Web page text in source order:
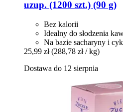
uzup. (1200 szt.) (90 g)
Bez kalorii
Idealny do słodzenia
Na bazie sacharyny i
25,99 zł (288,78 zł / kg)
Dostawa do 12 sierpnia